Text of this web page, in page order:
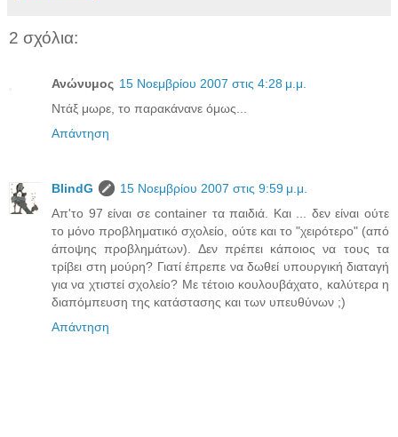
2 σχόλια:
Ανώνυμος 15 Νοεμβρίου 2007 στις 4:28 μ.μ.
Ντάξ μωρε, το παρακάνανε όμως...
Απάντηση
BlindG
15 Νοεμβρίου 2007 στις 9:59 μ.μ.
Απ'το 97 είναι σε container τα παιδιά. Και ... δεν είναι ούτε
το μόνο προβληματικό σχολείο, ούτε και το "χειρότερο" (από
άποψης προβλημάτων). Δεν πρέπει κάποιος να τους τα
τρίβει στη μούρη? Γιατί έπρεπε να δωθεί υπουργική διαταγή
για να χτιστεί σχολείο? Με τέτοιο κουλουβάχατο, καλύτερα η
διαπόμπευση της κατάστασης και των υπευθύνων ;)
Απάντηση